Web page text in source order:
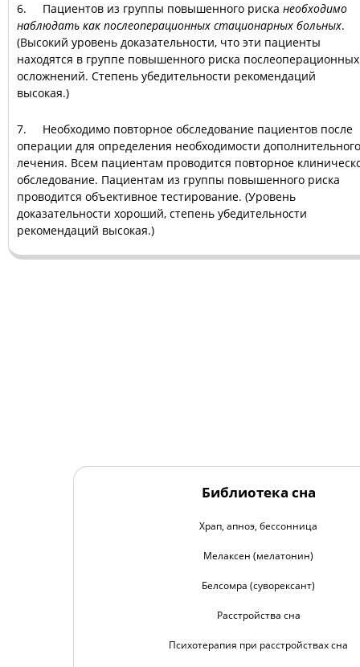
6. Пациентов из группы повышенного риска необходимо
наблюдать как послеоперационных стационарных больных.
(Высокий уровень доказательности, что эти пациенты
находятся в группе повышенного риска послеоперационных
осложнений. Степень убедительности рекомендаций
высокая.)
7. Необходимо повторное обследование пациентов после
операции для определения необходимости дополнительного
лечения. Всем пациентам проводится повторное
обследование. Пациентам из группы повышенного риска
проводится объективное тестирование. (Уровень
доказательности хороший, степень убедительности
рекомендаций высокая.)
Библиотека сна
Храп, апноэ, бессонница
Мелаксен (мелатонин)
Белсомра (суворексант)
Расстройства сна
Психотерапия при расстройствах сна